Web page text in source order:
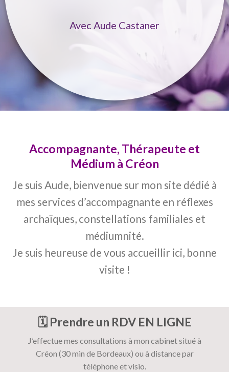
Avec Aude Castaner
Accompagnante, Thérapeute et
Médium à Créon
Je suis Aude, bienvenue sur mon site dédié à
mes services d’accompagnante en réflexes
archaïques, constellations familiales et
médiumnité.
Je suis heureuse de vous accueillir ici, bonne
visite !
🗓️ Prendre un RDV EN LIGNE
J’effectue mes consultations à mon cabinet situé à
Créon (30 min de Bordeaux) ou à distance par
téléphone et visio.